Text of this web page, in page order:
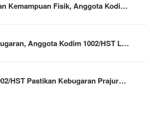
Kemampuan Fisik, Anggota Kodi…
Anggota Kodim 1002/HST L…
HST Pastikan Kebugaran Prajur…